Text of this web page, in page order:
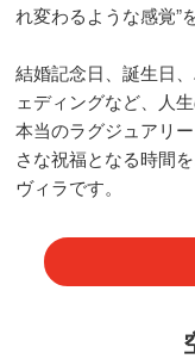
れ変わるような感覚”
結婚記念日、誕生日
ェディングなど、人
本当のラグジュアリ
さな祝福となる時間
ヴィラです。